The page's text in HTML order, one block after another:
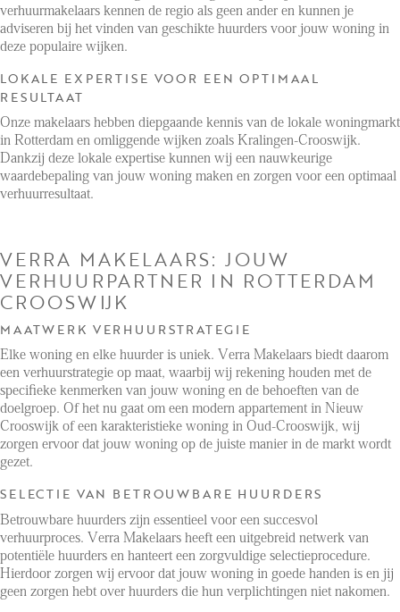
verhuurmakelaars kennen de regio als geen ander en kunnen je
adviseren bij het vinden van geschikte huurders voor jouw woning in
deze populaire wijken.
LOKALE EXPERTISE VOOR EEN OPTIMAAL
RESULTAAT
Onze makelaars hebben diepgaande kennis van de lokale woningmarkt
in Rotterdam en omliggende wijken zoals Kralingen-Crooswijk.
Dankzij deze lokale expertise kunnen wij een nauwkeurige
waardebepaling van jouw woning maken en zorgen voor een optimaal
verhuurresultaat.
VERRA MAKELAARS: JOUW
VERHUURPARTNER IN ROTTERDAM
CROOSWIJK
MAATWERK VERHUURSTRATEGIE
Elke woning en elke huurder is uniek. Verra Makelaars biedt daarom
een verhuurstrategie op maat, waarbij wij rekening houden met de
specifieke kenmerken van jouw woning en de behoeften van de
doelgroep. Of het nu gaat om een modern appartement in Nieuw
Crooswijk of een karakteristieke woning in Oud-Crooswijk, wij
zorgen ervoor dat jouw woning op de juiste manier in de markt wordt
gezet.
SELECTIE VAN BETROUWBARE HUURDERS
Betrouwbare huurders zijn essentieel voor een succesvol
verhuurproces. Verra Makelaars heeft een uitgebreid netwerk van
potentiële huurders en hanteert een zorgvuldige selectieprocedure.
Hierdoor zorgen wij ervoor dat jouw woning in goede handen is en jij
geen zorgen hebt over huurders die hun verplichtingen niet nakomen.
Den Haag
Hillegersberg
Rotterdam